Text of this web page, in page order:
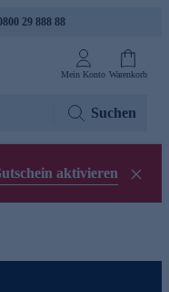
29 888 88
Mein Konto Warenkorb
Suchen
aktivieren